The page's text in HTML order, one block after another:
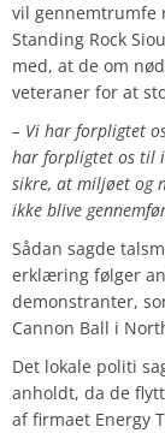
vil gennemtrumfe
Standing Rock
med, at de om
veteraner for at
– Vi har forpligtet
har forpligtet os til
sikre, at miljøet og
ikke blive
Sådan sagde
erklæring følger
demonstranter,
Cannon Ball i
Det lokale politi
anholdt, da de
af firmaet Energy